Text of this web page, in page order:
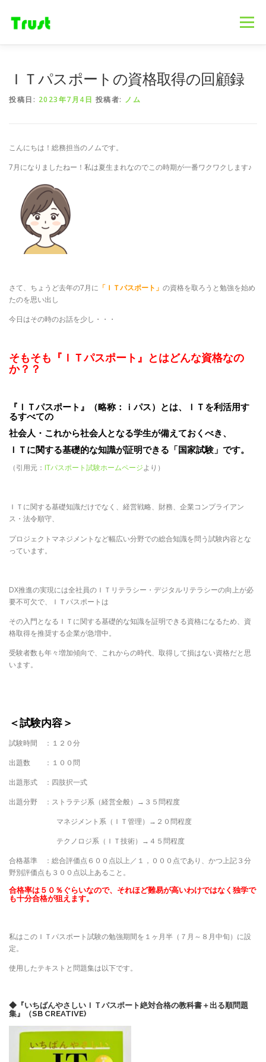
メニュー
ＩＴパスポートの資格取得の回顧録
投稿日: 2023年7月4日 投稿者: ノム
こんにちは！総務担当のノムです。
7月になりましたねー！私は夏生まれなのでこの時期が一番ワクワクします♪
さて、ちょうど去年の7月に 「ＩＴパスポート」 の資格を取ろうと勉強を始め
たのを思い出し
今日はその時のお話を少し・・・
そもそも『ＩＴパスポート』とはどんな資格なの
か？？
『ＩＴパスポート』（略称：ｉパス）とは、ＩＴを利活用す
るすべての
社会人・これから社会人となる学生が備えておくべき、
ＩＴに関する基礎的な知識が証明できる「国家試験」です。
（引用元： ITパスポート試験ホームページより）
ＩＴに関する基礎知識だけでなく、経営戦略、財務、企業コンプライアン
ス・法令順守、
プロジェクトマネジメントなど幅広い分野での総合知識を問う試験内容とな
っています。
DX推進の実現には全社員のＩＴリテラシー・デジタルリテラシーの向上が必
要不可欠で、ＩＴパスポートは
その入門となるＩＴに関する基礎的な知識を証明できる資格になるため、資
格取得を推奨する企業が急増中。
受験者数も年々増加傾向で、これからの時代、取得して損はない資格だと思
います。
＜試験内容＞
試験時間 ：１２０分
出題数 ：１００問
出題形式 ：四肢択一式
出題分野 ：ストラテジ系（経営全般）→３５問程度
マネジメント系（ＩＴ管理）→２０問程度
テクノロジ系（ＩＴ技術）→４５問程度
合格基準 ：総合評価点６００点以上／１，０００点であり、かつ上記３分
野別評価点も３００点以上あること。
合格率は５０％ぐらいなので、それほど難易が高いわけではなく独学で
も十分合格が狙えます。
私はこのＩＴパスポート試験の勉強期間を１ヶ月半（７月～８月中旬）に設
定。
使用したテキストと問題集は以下です。
◆『いちばんやさしいＩＴパスポート絶対合格の教科書＋出る順問題
集』（SB CREATIVE)